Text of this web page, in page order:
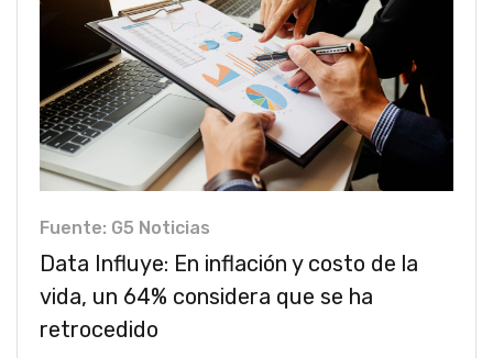
Fuente: G5 Noticias
Data Influye: En inflación y costo de la
vida, un 64% considera que se ha
retrocedido